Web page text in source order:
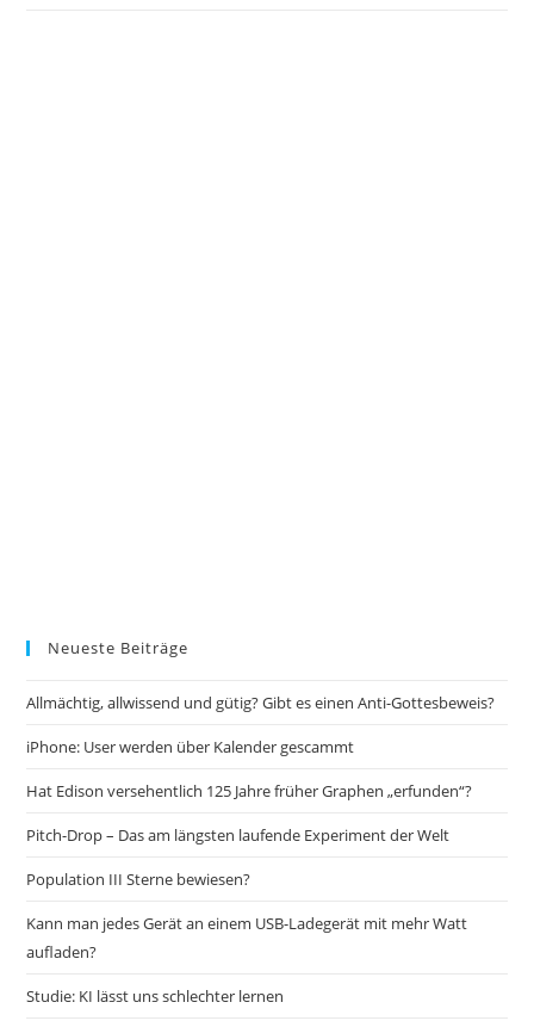
Neueste Beiträge
Allmächtig, allwissend und gütig? Gibt es einen Anti-Gottesbeweis?
iPhone: User werden über Kalender gescammt
Hat Edison versehentlich 125 Jahre früher Graphen „erfunden“?
Pitch-Drop – Das am längsten laufende Experiment der Welt
Population III Sterne bewiesen?
Kann man jedes Gerät an einem USB-Ladegerät mit mehr Watt
aufladen?
Studie: KI lässt uns schlechter lernen